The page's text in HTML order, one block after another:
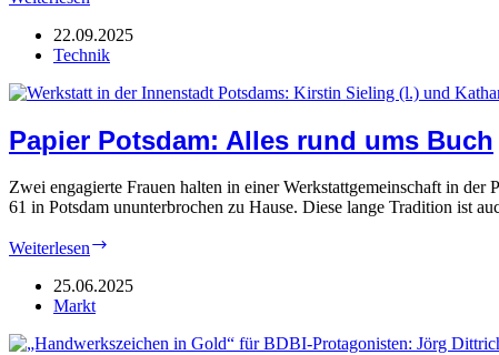
bei
Werkstattluft
22.09.2025
Technik
Papier Potsdam: Alles rund ums Buch
Zwei engagierte Frauen halten in einer Werkstattgemeinschaft in
61 in Potsdam ununterbrochen zu Hause. Diese lange Tradition ist
Weiterlesen
Alles
Buch
25.06.2025
Markt